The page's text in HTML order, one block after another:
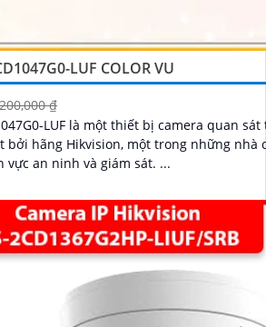
LUF COLOR VU
₫
LUF là một thiết bị camera quan
bởi hãng Hikvision, một trong những nhà
vực an ninh và giám sát. ...